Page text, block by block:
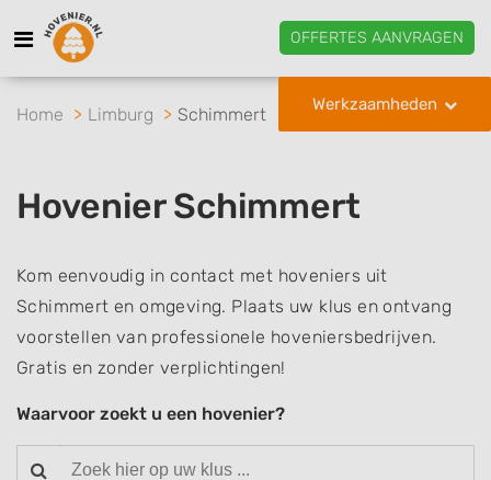
OFFERTES AANVRAGEN
Werkzaamheden
Home Limburg Schimmert
Hovenier Schimmert
Kom eenvoudig in contact met hoveniers uit
Schimmert en omgeving. Plaats uw klus en ontvang
voorstellen van professionele hoveniersbedrijven.
Gratis en zonder verplichtingen!
Waarvoor zoekt u een hovenier?